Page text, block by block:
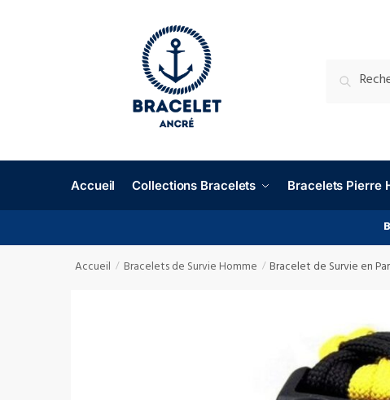
Accueil Collections Bracelets Bracelets Pierre
Accueil / Bracelets de Survie Homme / Bracelet de Survie en